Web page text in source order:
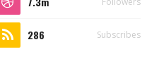
286 Subscribes